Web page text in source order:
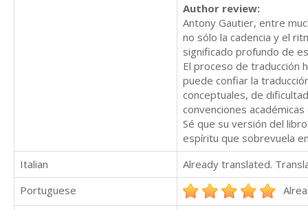
Author review:
Antony Gautier, entre
no sólo la cadencia y el
significado profundo de
El proceso de traducción
puede confiar la
conceptuales, de
convenciones
Sé que su versión del
espíritu que sobrevuela
Italian
Already translated.
Portuguese